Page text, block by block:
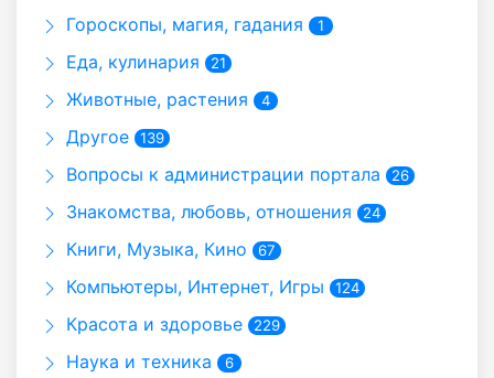
Гороскопы, магия, гадания 1
Еда, кулинария 21
Животные, растения 4
Другое 139
Вопросы к администрации портала 26
Знакомства, любовь, отношения 24
Книги, Музыка, Кино 67
Компьютеры, Интернет, Игры 124
Красота и здоровье 229
Наука и техника 6